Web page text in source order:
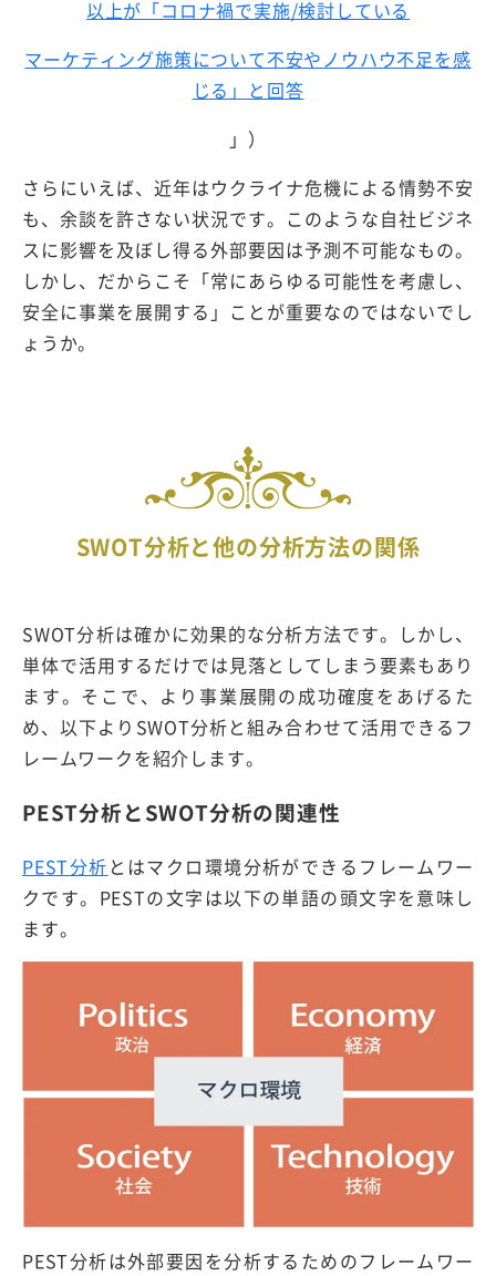
以上が「コロナ禍で実施/検討している
マーケティング施策について不安やノウハウ不足を感
じる」と回答
」）
さらにいえば、近年はウクライナ危機による情勢不安
も、余談を許さない状況です。このような自社ビジネ
スに影響を及ぼし得る外部要因は予測不可能なもの。
しかし、だからこそ「常にあらゆる可能性を考慮し、
安全に事業を展開する」ことが重要なのではないでし
ょうか。
SWOT分析と他の分析方法の関係
SWOT分析は確かに効果的な分析方法です。しかし、
単体で活用するだけでは見落としてしまう要素もあり
ます。そこで、より事業展開の成功確度をあげるた
め、以下よりSWOT分析と組み合わせて活用できるフ
レームワークを紹介します。
PEST分析とSWOT分析の関連性
PEST分析 とはマクロ環境分析ができるフレームワー
クです。PESTの文字は以下の単語の頭文字を意味し
ます。
PEST分析は外部要因を分析するためのフレームワー